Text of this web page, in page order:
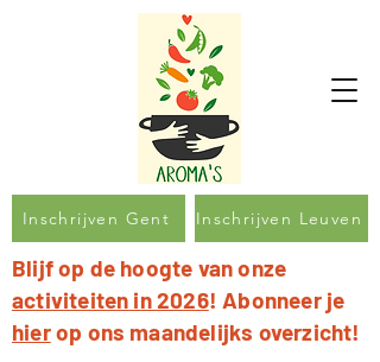
Inschrijven Gent Inschrijven Leuven
Blijf op de hoogte van onze
activiteiten in 2026! Abonneer je
hierop ons maandelijks overzicht!